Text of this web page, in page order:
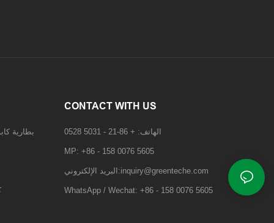
بطارية
CONTACT WITH US
MP: +86 - 158 0076 5605
البريد الإلكتروني:inquiry@greenteche.com
WhatsApp / Wechat: +86 - 158 0076 5605